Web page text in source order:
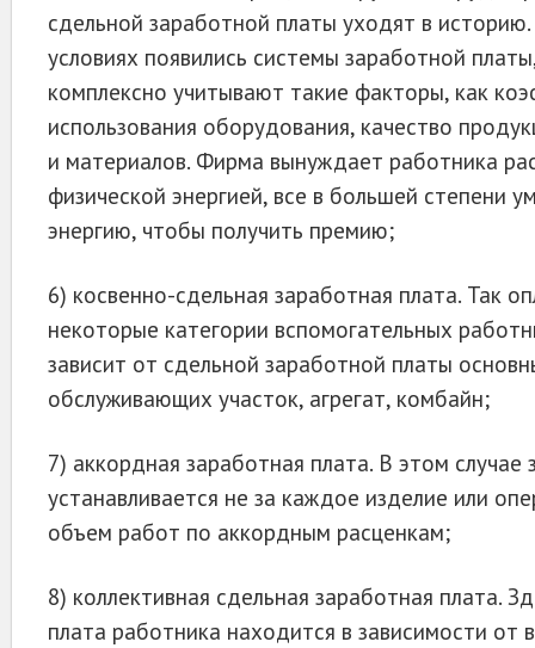
сдельной заработной платы уходят в
условиях появились системы заработной
комплексно учитывают такие факторы, как
использования оборудования, качество
и материалов. Фир­ма вынуждает работника
физической энергией, все в большей степени
энергию, чтобы получить премию;
6) косвенно-сдельная заработная плата. Так
некоторые категории вспомогательных
зависит от сдельной заработной платы
обслуживаю­щих участок, агрегат, комбайн;
7) аккордная заработная плата. В этом случае
устанавливается не за каждое изделие или
объем работ по аккордным расценкам;
8) коллективная сдельная заработная плата.
плата работника находится в зави­симости от